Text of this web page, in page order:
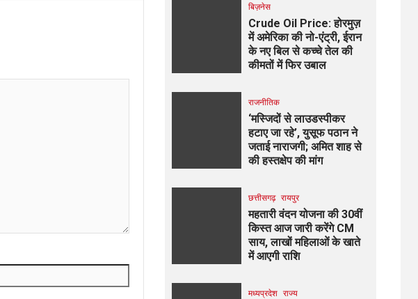
बिज़नेस
Crude Oil Price: होरमुज़
में अमेरिका की नो-एंट्री, ईरान
के नए बिल से कच्चे तेल की
कीमतों में फिर उबाल
राजनीतिक
‘मस्जिदों से लाउडस्पीकर
हटाए जा रहे’, युसूफ पठान ने
जताई नाराजगी; अमित शाह से
की हस्तक्षेप की मांग
छत्तीसगढ़ रायपुर
महतारी वंदन योजना की 30वीं
किस्त आज जारी करेंगे CM
साय, लाखों महिलाओं के खाते
में आएगी राशि
मध्यप्रदेश राज्य